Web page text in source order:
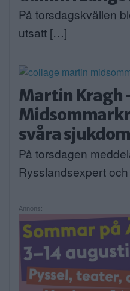
På torsdagskvällen
utsatt […]
Martin Kragh
svåra sjukdom
På torsdagen
Rysslandsexpert
Annons: